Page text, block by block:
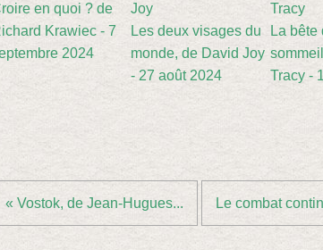
en quoi ? de
Krawiec - 7
2024
Les deux visages du
monde, de David Joy
- 27 août 2024
La bête
Tracy -
« Vostok, de Jean-Hugues... Le combat